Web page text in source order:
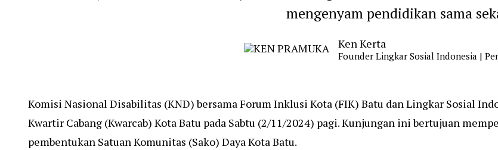
mengenyam pendidikan sama
Ken Kerta
Founder Lingkar Sosial Indonesia |
Komisi Nasional Disabilitas (KND) bersama Forum Inklusi Kota (FIK) Batu dan Lingkar Sosial
Kwartir Cabang (Kwarcab) Kota Batu pada Sabtu (2/11/2024) pagi. Kunjungan ini bertujuan
pembentukan Satuan Komunitas (Sako) Daya Kota Batu.